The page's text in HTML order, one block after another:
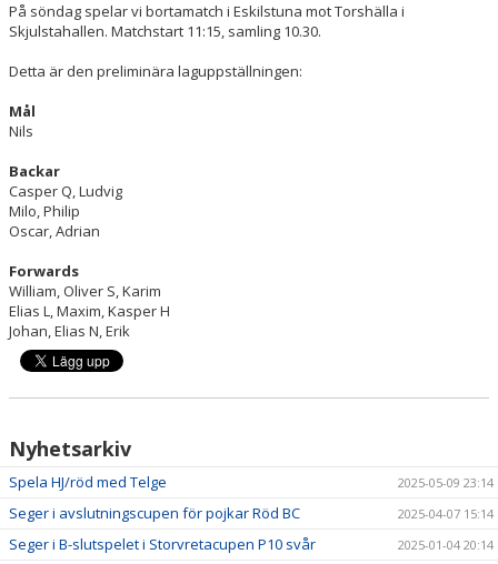
LAGETS INSTA
På söndag spelar vi bortamatch i Eskilstuna mot Torshälla i
Skjulstahallen. Matchstart 11:15, samling 10.30.
Detta är den preliminära laguppställningen:
Mål
Nils
Backar
Casper Q, Ludvig
Milo, Philip
Oscar, Adrian
Forwards
William, Oliver S, Karim
Elias L, Maxim, Kasper H
Johan, Elias N, Erik
Nyhetsarkiv
Spela HJ/röd med Telge 2025-05-09 23:14
Seger i avslutningscupen för pojkar Röd BC 2025-04-07 15:14
Seger i B-slutspelet i Storvretacupen P10 svår 2025-01-04 20:14